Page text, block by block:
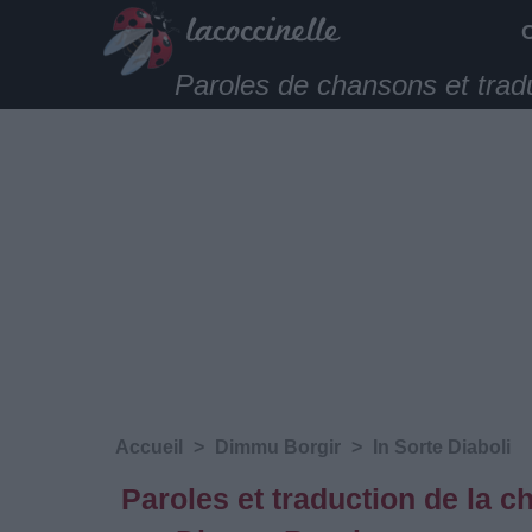
Paroles de chansons et
Accueil > Dimmu Borgir > In Sorte Diaboli
Paroles et traduction de la